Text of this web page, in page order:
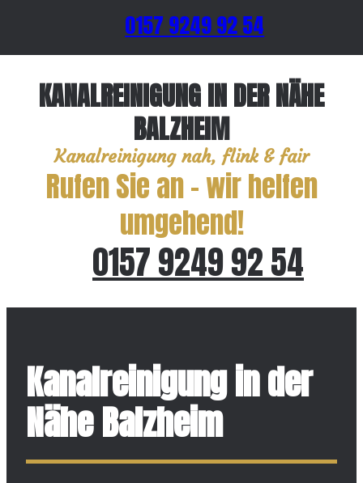
0157 9249 92 54
KANALREINIGUNG IN DER NÄHE
BALZHEIM
Kanalreinigung nah, flink & fair
Rufen Sie an – wir helfen
umgehend!
0157 9249 92 54
Kanalreinigung in der
Nähe Balzheim